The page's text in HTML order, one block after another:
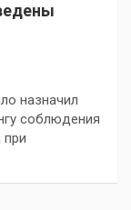
назначил
соблюдения
при